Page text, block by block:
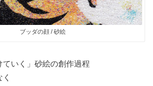
ブッダの顔 / 砂絵
ていく」砂絵の創作過程